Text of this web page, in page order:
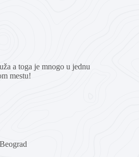
a toga je mnogo u jednu
mestu!